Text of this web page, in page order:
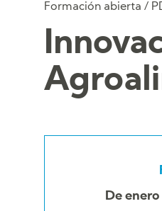
Formación abierta /
De